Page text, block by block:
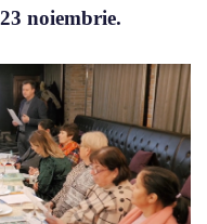
noiembrie.